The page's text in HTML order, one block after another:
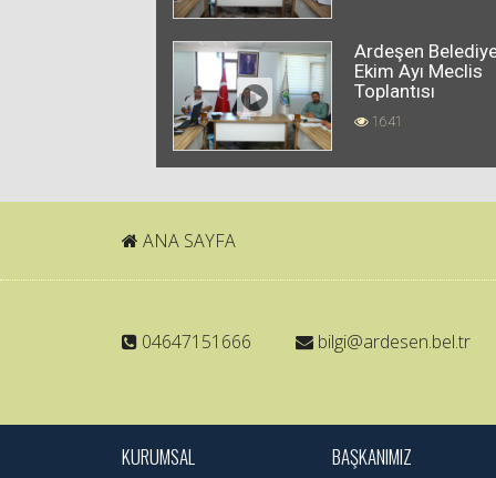
Ardeşen
Ekim Ayı Meclis
Toplantısı
1641
ANA SAYFA
04647151666 bilgi@ardesen.bel.tr
KURUMSAL BAŞKANIMIZ